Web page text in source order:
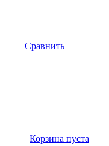
Сравнить
Корзина пуста